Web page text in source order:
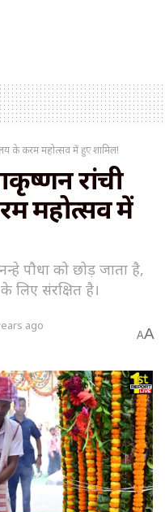
के करम महोत्सव में हुए शामिल!
रांची
महोत्सव में
पौधा को छोड़ जाता है,
लिए संरक्षित है।
ago
AA